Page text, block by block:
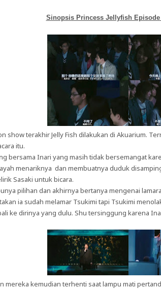
Sinopsis Princess Jellyfish Episode
show terakhir Jelly Fish dilakukan di Akuarium.
itu.
bersama Inari yang masih tidak bersemangat
menariknya dan membuatnya duduk
Sasaki untuk bicara.
pilihan dan akhirnya bertanya mengenai
ia sudah melamar Tsukimi tapi Tsukimi
ke dirinya yang dulu. Shu tersinggung karena
mereka kemudian terhenti saat lampu mati